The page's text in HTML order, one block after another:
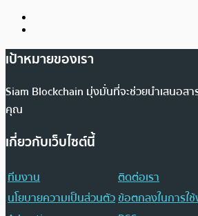
เป้าหมายของเรา
Siam Blockchain มุ่งมั่นที่จะช่วยนำเสนอส
คุณ
เกี่ยวกับเว็บไซต์นี้
ทีมงาน
ติดต่อเรา
นโยบายความเป็นส่วนตัวข้อตกลงในการใ